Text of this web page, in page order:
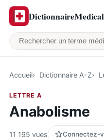
DictionnaireMedical
Rechercher un terme
Accueil Dictionnaire A-Z
LETTRE A
Anabolisme
11 195 vues Connectez-